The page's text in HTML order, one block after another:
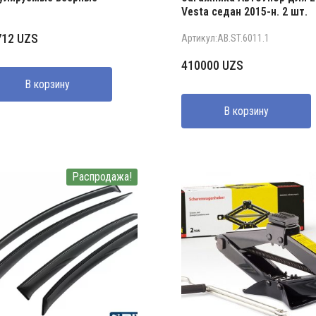
UZS
В корзину
Vesta седан 2015-н. 2 шт.
Артикул:AB.ST.6011.1
410000 UZS
В корзину
Распродажа!